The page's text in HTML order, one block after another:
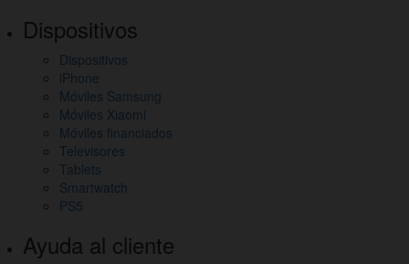
Dispositivos
Dispositivos
iPhone
Móviles Samsung
Móviles Xiaomi
Móviles financiados
Televisores
Tablets
Smartwatch
PS5
Ayuda al cliente